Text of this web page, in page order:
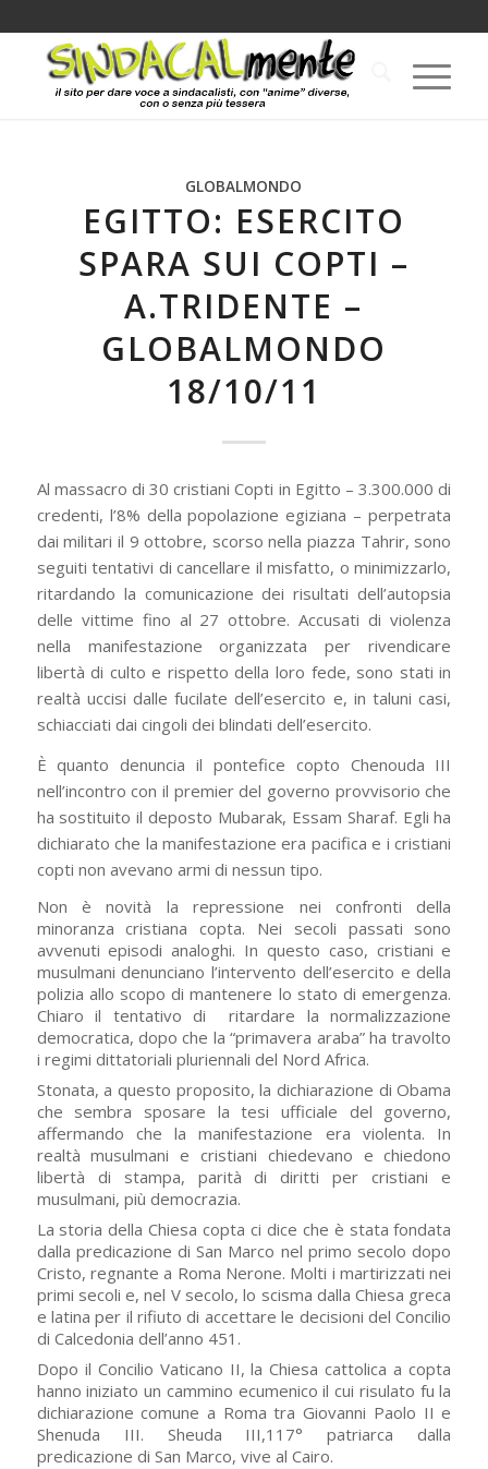
GLOBALMONDO
EGITTO: ESERCITO
SPARA SUI COPTI –
A.TRIDENTE –
GLOBALMONDO
18/10/11
Al massacro di 30 cristiani Copti in Egitto – 3.300.000 di
credenti, l’8% della popolazione egiziana – perpetrata
dai militari il 9 ottobre, scorso nella piazza Tahrir, sono
seguiti tentativi di cancellare il misfatto, o minimizzarlo,
ritardando la comunicazione dei risultati dell’autopsia
delle vittime fino al 27 ottobre. Accusati di violenza
nella manifestazione organizzata per rivendicare
libertà di culto e rispetto della loro fede, sono stati in
realtà uccisi dalle fucilate dell’esercito e, in taluni casi,
schiacciati dai cingoli dei blindati dell’esercito.
È quanto denuncia il pontefice copto Chenouda III
nell’incontro con il premier del governo provvisorio che
ha sostituito il deposto Mubarak, Essam Sharaf. Egli ha
dichiarato che la manifestazione era pacifica e i cristiani
copti non avevano armi di nessun tipo.
Non è novità la repressione nei confronti della
minoranza cristiana copta. Nei secoli passati sono
avvenuti episodi analoghi. In questo caso, cristiani e
musulmani denunciano l’intervento dell’esercito e della
polizia allo scopo di mantenere lo stato di emergenza.
Chiaro il tentativo di ritardare la normalizzazione
democratica, dopo che la “primavera araba” ha travolto
i regimi dittatoriali pluriennali del Nord Africa.
Stonata, a questo proposito, la dichiarazione di Obama
che sembra sposare la tesi ufficiale del governo,
affermando che la manifestazione era violenta. In
realtà musulmani e cristiani chiedevano e chiedono
libertà di stampa, parità di diritti per cristiani e
musulmani, più democrazia.
La storia della Chiesa copta ci dice che è stata fondata
dalla predicazione di San Marco nel primo secolo dopo
Cristo, regnante a Roma Nerone. Molti i martirizzati nei
primi secoli e, nel V secolo, lo scisma dalla Chiesa greca
e latina per il rifiuto di accettare le decisioni del Concilio
di Calcedonia dell’anno 451.
Dopo il Concilio Vaticano II, la Chiesa cattolica a copta
hanno iniziato un cammino ecumenico il cui risulato fu la
dichiarazione comune a Roma tra Giovanni Paolo II e
Shenuda III. Sheuda III,117° patriarca dalla
predicazione di San Marco, vive al Cairo.